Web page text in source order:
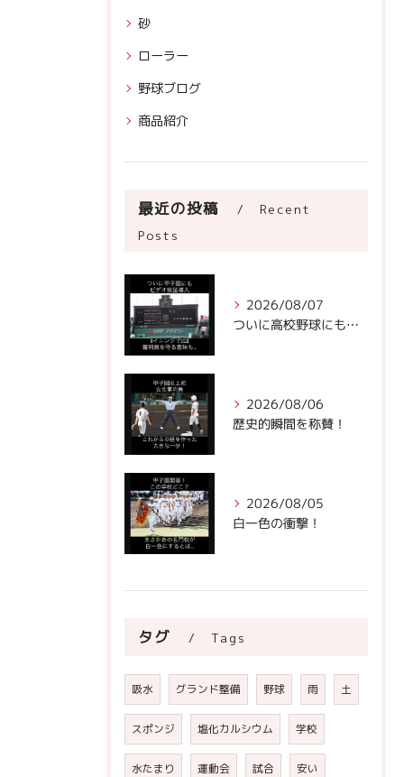
砂
ローラー
野球ブログ
商品紹介
最近の投稿
Recent
Posts
2026/08/07
ついに高校野球にもビデオ判定が！
2026/08/06
歴史的瞬間を称賛！
2026/08/05
白一色の衝撃！
タグ Tags
吸水 グランド整備 野球 雨 土
スポンジ 塩化カルシウム 学校
水たまり 運動会 試合 安い